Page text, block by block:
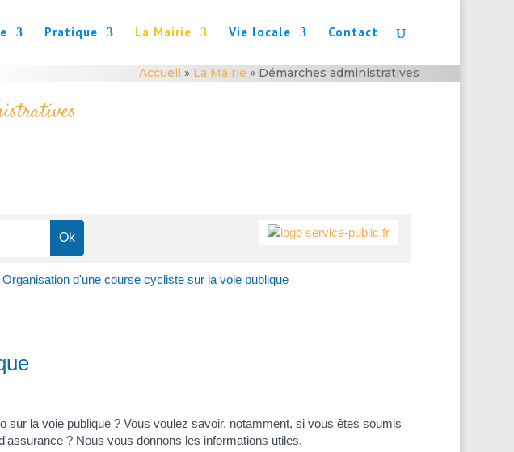
Pratique La Mairie Vie locale Contact
Accueil » La Mairie » Démarches administratives
Organisation d'une course cycliste sur la voie publique
la voie publique ? Vous voulez savoir, notamment, si vous êtes soumis
? Nous vous donnons les informations utiles.